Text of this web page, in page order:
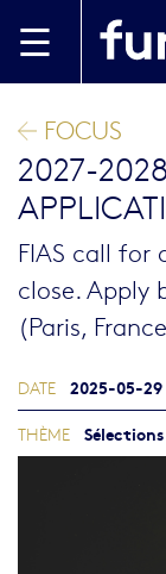
FOCUS
2027-
FIAS call for
close. Apply
(Paris,
DATE 2025-05-29
THÈME